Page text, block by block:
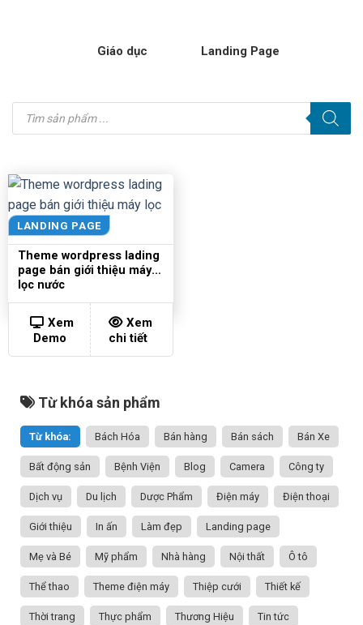
Giáo dục Landing Page
Tìm
kiếm
sản
LANDING PAGE
Theme wordpress lading
page bán giới thiệu máy
lọc nước
Xem
Demo
Xem
chi tiết
Từ khóa sản phẩm
Từ khóa: Bách Hóa Bán hàng Bán sách Bán Xe
Bất động sản Bệnh Viện Blog Camera Công ty
Dịch vụ Du lịch Dược Phẩm Điện máy Điện thoại
Giới thiệu In ấn Làm đẹp Landing page
Mẹ và Bé Mỹ phẩm Nhà hàng Nội thất Ô tô
Thể thao Theme điện máy Thiệp cưới Thiết kế
Thời trang Thực phẩm Thương Hiệu Tin tức